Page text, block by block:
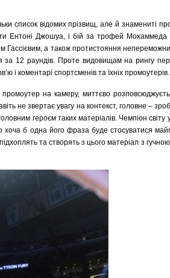
список відомих прізвищ, але й знамениті
Ентоні Джошуа, і бій за трофей Мохаммеда
Гассієвим, а також протистояння
12 раундів. Проте видовищам на рингу
і коментарі спортсменів та їхніх промоутерів.
на камеру, миттєво
не звертає увагу на контекст, головне –
героєм таких матеріалів. Чемпіон світу
хоча б одна його фраза буде стосуватися
та створять з цього матеріал з